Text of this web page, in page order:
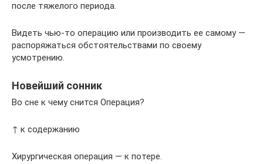
после тяжелого периода.
Видеть чью-то операцию или производить ее самому —
распоряжаться обстоятельствами по своему
усмотрению.
Новейший сонник
Во сне к чему снится Операция?
↑ к содержанию
Хирургическая операция — к потере.